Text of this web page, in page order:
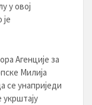
у овој
Агенције за
Милија
се унаприједи
укрштају